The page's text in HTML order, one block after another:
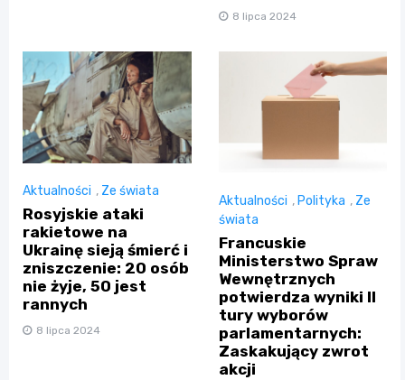
8 lipca 2024
Aktualności , Ze świata
Rosyjskie ataki
rakietowe na
Ukrainę sieją śmierć i
zniszczenie: 20 osób
nie żyje, 50 jest
rannych
8 lipca 2024
Aktualności , Polityka , Ze
świata
Francuskie
Ministerstwo Spraw
Wewnętrznych
potwierdza wyniki II
tury wyborów
parlamentarnych:
Zaskakujący zwrot
akcji